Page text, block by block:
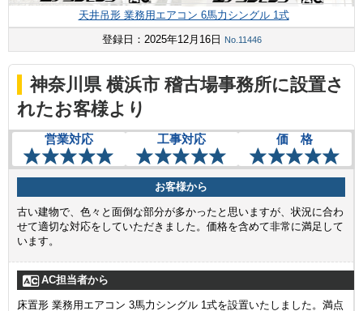
天井吊形 業務用エアコン 6馬力シングル 1式
登録日：2025年12月16日
No.11446
神奈川県 横浜市 稽古場事務所に設置さ
れたお客様より
営業対応 工事対応 価 格
お客様から
古い建物で、色々と面倒な部分が多かったと思いますが、状況に合わ
せて適切な対応をしていただきました。価格を含めて非常に満足して
います。
AC担当者から
床置形 業務用エアコン 3馬力シングル 1式を設置いたしました。満点